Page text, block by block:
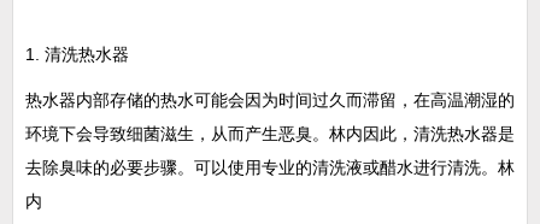
1. 清洗热水器
热水器内部存储的热水可能会因为时间过久而滞留，在高温潮湿的
环境下会导致细菌滋生，从而产生恶臭。林内因此，清洗热水器是
去除臭味的必要步骤。可以使用专业的清洗液或醋水进行清洗。林
内